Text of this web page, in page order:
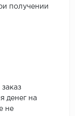
получении
денег на
не